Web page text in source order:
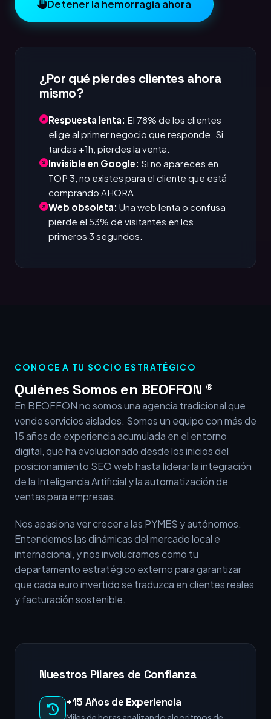
Detener la hemorragia ahora
¿Por qué pierdes clientes ahora
mismo?
Respuesta lenta: El 78% de los clientes
elige al primer negocio que responde. Si
tardas +1h, pierdes la venta.
Invisible en Google: Si no apareces en
TOP 3, no existes para el cliente que está
comprando AHORA.
Web obsoleta: Una web lenta o confusa
pierde el 53% de visitantes en los
primeros 3 segundos.
CONOCE A TU SOCIO ESTRATÉGICO
Quiénes Somos en BEOFFON ®
En BEOFFON no somos una agencia tradicional que
vende servicios aislados. Somos un equipo con más de
15 años de experiencia acumulada en el entorno
digital, que ha evolucionado desde los inicios del
posicionamiento SEO web hasta liderar la integración
de la Inteligencia Artificial y la automatización de
ventas para empresas.
Nos apasiona ver crecer a las PYMES y autónomos.
Entendemos las dinámicas del mercado local e
internacional, y nos involucramos como tu
departamento estratégico externo para garantizar
que cada euro invertido se traduzca en clientes reales
y facturación sostenible.
Nuestros Pilares de Confianza
+15 Años de Experiencia